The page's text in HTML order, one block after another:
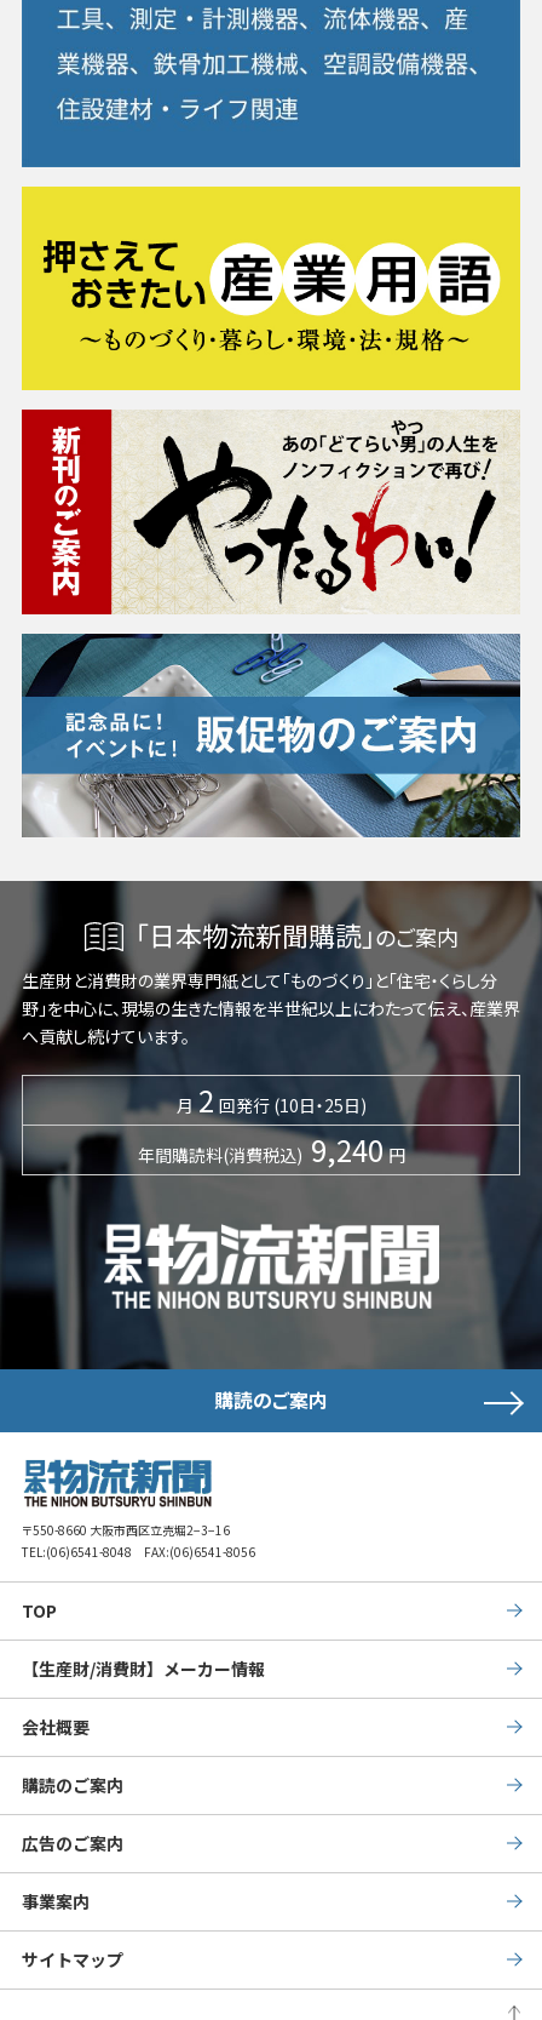
「日本物流新聞購読」のご案内
生産財と消費財の業界専門紙として「ものづくり」と「住宅・くらし分
野」を中心に、現場の生きた情報を半世紀以上にわたって伝え、産業界
へ貢献し続けています。
月 2 回発行 (10日・25日)
年間購読料(消費税込) 9,240 円
購読のご案内
〒550-8660 大阪市西区立売堀2−3−16
TEL:(06)6541-8048 FAX:(06)6541-8056
TOP
【生産財/消費財】メーカー情報
会社概要
購読のご案内
広告のご案内
事業案内
サイトマップ